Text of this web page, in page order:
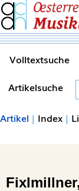
Volltextsuche
Artikelsuche
Artikel | Index |
Fixlmillner,